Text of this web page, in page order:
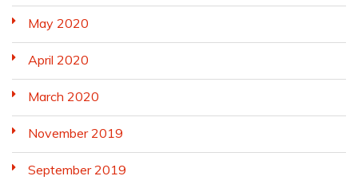
May 2020
April 2020
March 2020
November 2019
September 2019